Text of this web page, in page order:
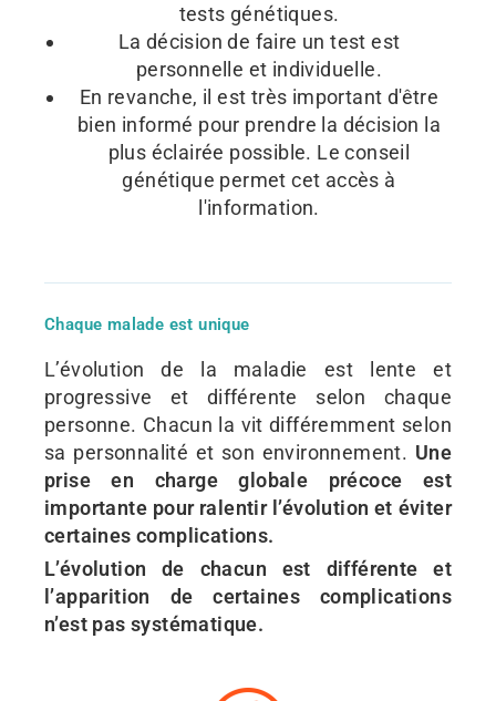
tests génétiques.
La décision de faire un test est
personnelle et individuelle.
En revanche, il est très important d'être
bien informé pour prendre la décision la
plus éclairée possible. Le conseil
génétique permet cet accès à
l'information.
Chaque malade est unique
L’évolution de la maladie est lente et
progressive et différente selon chaque
personne. Chacun la vit différemment selon
sa personnalité et son environnement. Une
prise en charge globale précoce est
importante pour ralentir l’évolution et éviter
certaines complications.
L’évolution de chacun est différente et
l’apparition de certaines complications
n’est pas systématique.